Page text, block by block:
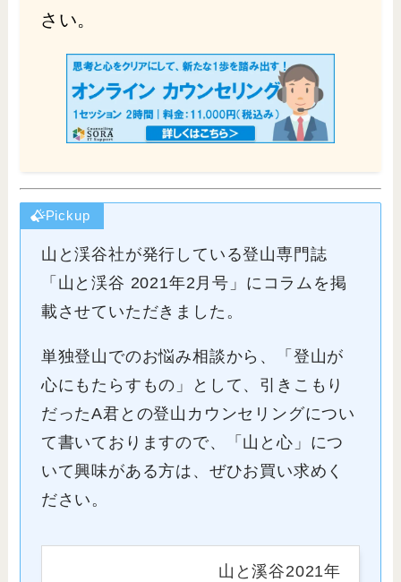
さい。
Pickup
山と渓谷社が発行している登山専門誌
「山と渓谷 2021年2月号」にコラムを掲
載させていただきました。
単独登山でのお悩み相談から、「登山が
心にもたらすもの」として、引きこもり
だったA君との登山カウンセリングについ
て書いておりますので、「山と心」につ
いて興味がある方は、ぜひお買い求めく
ださい。
山と溪谷2021年